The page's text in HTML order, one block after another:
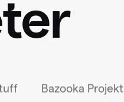
Bazooka Projekt